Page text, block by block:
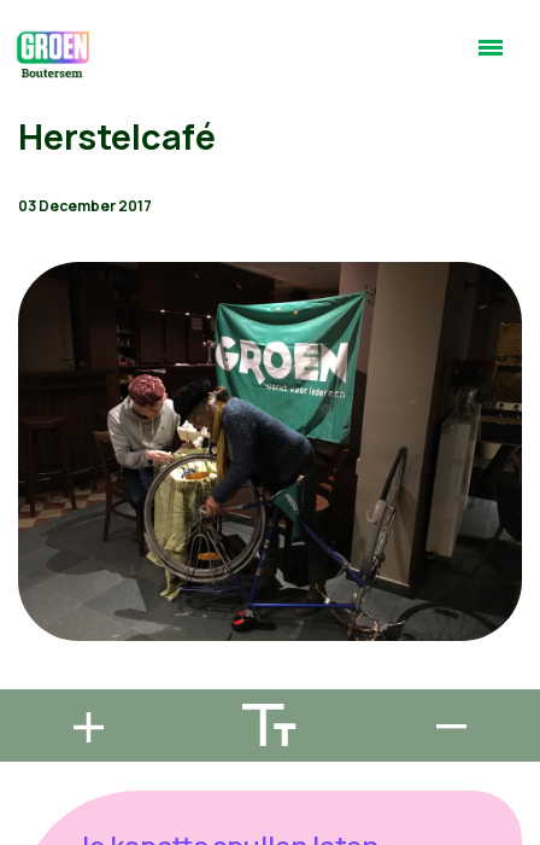
Herstelcafé
03 December 2017